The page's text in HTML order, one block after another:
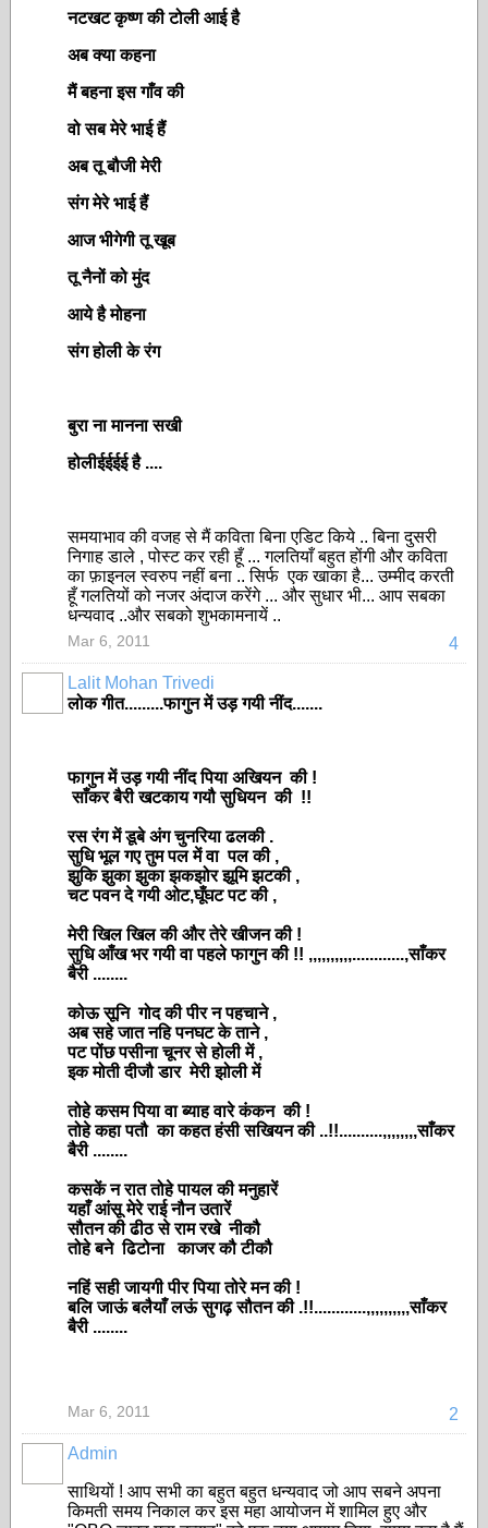
नटखट कृष्ण की टोली आई है
अब क्या कहना
मैं बहना इस गाँव की
वो सब मेरे भाई हैं
अब तू बौजी मेरी
संग मेरे भाई हैं
आज भीगेगी तू खूब
तू नैनों को मुंद
आये है मोहना
संग होली के रंग
बुरा ना मानना सखी
होलीईईईई है ....
समयाभाव की वजह से मैं कविता बिना एडिट किये .. बिना दुसरी
निगाह डाले , पोस्ट कर रही हूँ ... गलतियाँ बहुत होंगी और कविता
का फ़ाइनल स्वरुप नहीं बना .. सिर्फ एक खाका है... उम्मीद करती
हूँ गलतियों को नजर अंदाज करेंगे ... और सुधार भी... आप सबका
धन्यवाद ..और सबको शुभकामनायें ..
4
Mar 6, 2011
Lalit Mohan Trivedi
लोक गीत.........फागुन में उड़ गयी नींद.......
फागुन में उड़ गयी नींद पिया अखियन की !
साँकर बैरी खटकाय गयौ सुधियन की !!
रस रंग में डूबे अंग चुनरिया ढलकी .
सुधि भूल गए तुम पल में वा पल की ,
झुकि झुका झुका झकझोर झूमि झटकी ,
चट पवन दे गयी ओट,घूँघट पट की ,
मेरी खिल खिल की और तेरे खीजन की !
सुधि आँख भर गयी वा पहले फागुन की !! ,,,,,,,,,,............,साँकर
बैरी ........
कोऊ सूनि गोद की पीर न पहचाने ,
अब सहे जात नहि पनघट के ताने ,
पट पोंछ पसीना चूनर से होली में ,
इक मोती दीजौ डार मेरी झोली में
तोहे कसम पिया वा ब्याह वारे कंकन की !
तोहेकहापतौका कहत हंसी सखियन की ..!!..........,,,,,,,,साँकर
बैरी ........
कसकें न रात तोहे पायल की मनुहारें
यहाँ आंसू मेरे राई नौन उतारें
सौतन की ढीठ से राम रखे नीकौ
तोहे बने ढिटोना काजर कौ टीकौ
नहिं सही जायगी पीर पिया तोरे मन की !
बलि जाऊं बलैयाँ लऊं सुगढ़ सौतन की .!!............,,,,,,,,,,साँकर
बैरी ........
2
Mar 6, 2011
Admin
साथियों ! आप सभी का बहुत बहुत धन्यवाद जो आप सबने अपना
किमती समय निकाल कर इस महा आयोजन में शामिल हुए और